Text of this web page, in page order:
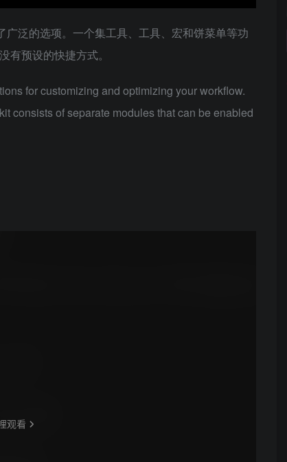
泛的选项。一个集工具、工具、宏和饼菜单等功
预设的快捷方式。
for customizing and optimizing your workflow.
consists of separate modules that can be enabled